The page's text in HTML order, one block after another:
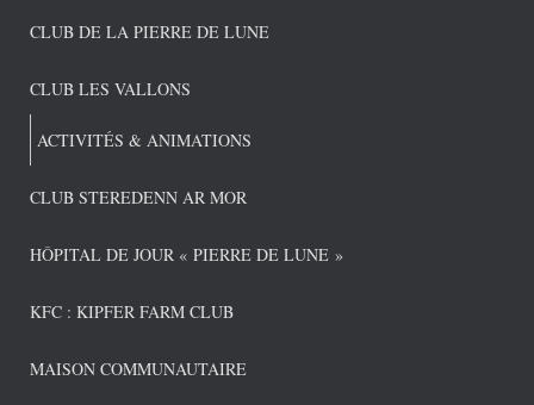
CLUB DE LA PIERRE DE LUNE
CLUB LES VALLONS
ACTIVITÉS & ANIMATIONS
CLUB STEREDENN AR MOR
HÔPITAL DE JOUR « PIERRE DE LUNE »
KFC : KIPFER FARM CLUB
MAISON COMMUNAUTAIRE